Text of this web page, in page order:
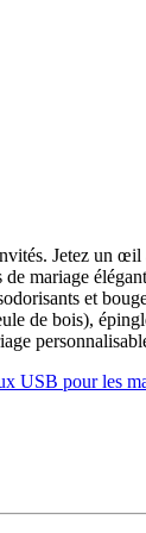
Jetez un
mariage
et
de bois),
USB pour les